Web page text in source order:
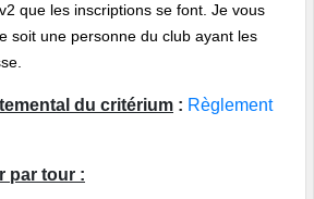
que les inscriptions se font. Je vous
soit une personne du club ayant les
du critérium : Règlement
par tour :